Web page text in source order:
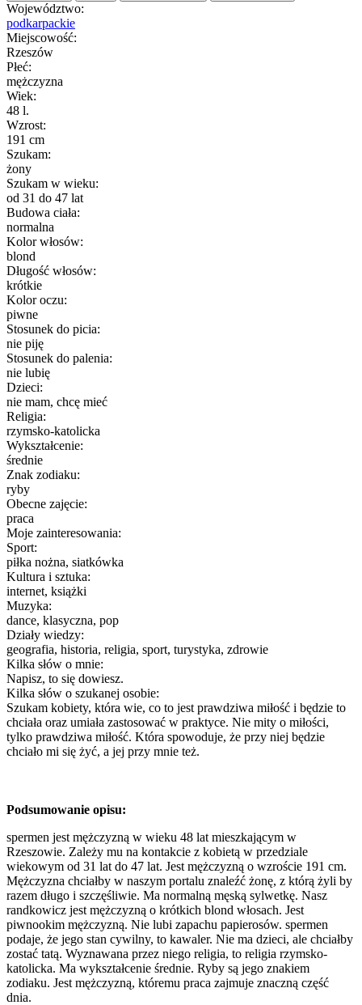
Województwo:
podkarpackie
Miejscowość:
Rzeszów
Płeć:
mężczyzna
Wiek:
48 l.
Wzrost:
191 cm
Szukam:
żony
Szukam w wieku:
od 31 do 47 lat
Budowa ciała:
normalna
Kolor włosów:
blond
Długość włosów:
krótkie
Kolor oczu:
piwne
Stosunek do picia:
nie piję
Stosunek do palenia:
nie lubię
Dzieci:
nie mam, chcę mieć
Religia:
rzymsko-katolicka
Wykształcenie:
średnie
Znak zodiaku:
ryby
Obecne zajęcie:
praca
Moje zainteresowania:
Sport:
piłka nożna, siatkówka
Kultura i sztuka:
internet, książki
Muzyka:
dance, klasyczna, pop
Działy wiedzy:
geografia, historia, religia, sport, turystyka, zdrowie
Kilka słów o mnie:
Napisz, to się dowiesz.
Kilka słów o szukanej osobie:
Szukam kobiety, która wie, co to jest prawdziwa miłość i będzie to
chciała oraz umiała zastosować w praktyce. Nie mity o miłości,
tylko prawdziwa miłość. Która spowoduje, że przy niej będzie
chciało mi się żyć, a jej przy mnie też.
Podsumowanie opisu:
spermen jest mężczyzną w wieku 48 lat mieszkającym w
Rzeszowie. Zależy mu na kontakcie z kobietą w przedziale
wiekowym od 31 lat do 47 lat. Jest mężczyzną o wzroście 191 cm.
Mężczyzna chciałby w naszym portalu znaleźć żonę, z którą żyli by
razem długo i szczęśliwie. Ma normalną męską sylwetkę. Nasz
randkowicz jest mężczyzną o krótkich blond włosach. Jest
piwnookim mężczyzną. Nie lubi zapachu papierosów. spermen
podaje, że jego stan cywilny, to kawaler. Nie ma dzieci, ale chciałby
zostać tatą. Wyznawana przez niego religia, to religia rzymsko-
katolicka. Ma wykształcenie średnie. Ryby są jego znakiem
zodiaku. Jest mężczyzną, któremu praca zajmuje znaczną część
dnia.